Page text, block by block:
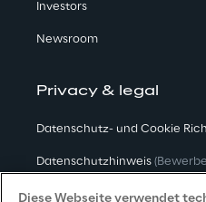
Investors
Newsroom
Privacy & legal
Datenschutz- und Cookie
Datenschutzhinweis
Datenschutzhinweis(Kunden)
Diese Webseite verwendet